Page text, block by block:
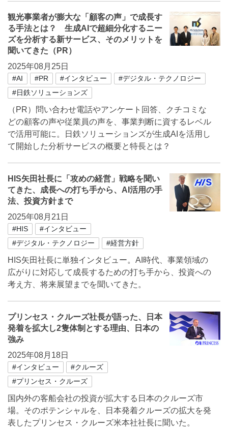
観光事業者が膨大な「顧客の声」で成長す
る手法とは？ 生成AIで超細分化するニー
ズを分析する新サービス、そのメリットを
聞いてきた（PR）
2025年08月25日
#AI #PR #インタビュー
#デジタル・テクノロジー
#日鉄ソリューションズ
（PR）問い合わせ電話やアンケート回答、クチコミな
どの顧客の声や従業員の声を、事業判断に資するレベル
で活用可能に。日鉄ソリューションズが生成AIを活用し
て開始した分析サービスの概要と特長とは？
HIS矢田社長に「攻めの経営」戦略を聞い
てきた、成長への打ち手から、AI活用の手
法、投資方針まで
2025年08月21日
#HIS
#インタビュー
#デジタル・テクノロジー
#経営方針
HIS矢田社長に単独インタビュー。AI時代、事業領域の
広がりに対応して成長するための打ち手から、投資への
考え方、将来展望までを聞いてきた。
プリンセス・クルーズ社長が語った、日本
発着を拡大し2隻体制とする理由、日本の
強み
2025年08月18日
#インタビュー
#クルーズ
#プリンセス・クルーズ
国内外の客船会社の投資が拡大する日本のクルーズ市
場。そのポテンシャルを、日本発着クルーズの拡大を発
表したプリンセス・クルーズ米本社社長に聞いた。